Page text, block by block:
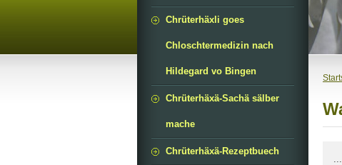
Chrüterhäxli goes
Chloschtermedizin nach
Hildegard vo Bingen
Chrüterhäxä-Sachä sälber
mache
Chrüterhäxä-Rezeptbuech